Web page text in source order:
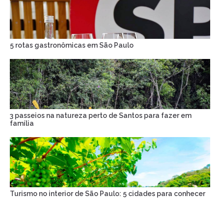
5 rotas gastronômicas em São Paulo
3 passeios na natureza perto de Santos para fazer em
família
Turismo no interior de São Paulo: 5 cidades para conhecer